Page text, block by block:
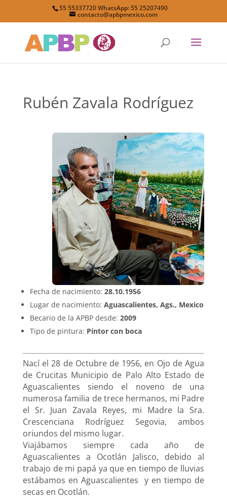
55 55337720 WhatsApp: 55 25207490
contacto@apbpmexico.com
Rubén Zavala Rodríguez
Fecha de nacimiento: 28.10.1956
Lugar de nacimiento: Aguascalientes, Ags., Mexico
Becario de la APBP desde: 2009
Tipo de pintura: Pintor con boca
Nací el 28 de Octubre de 1956, en Ojo de Agua
de Crucitas Municipio de Palo Alto Estado de
Aguascalientes siendo el noveno de una
numerosa familia de trece hermanos, mi Padre
el Sr. Juan Zavala Reyes, mi Madre la Sra.
Crescenciana Rodríguez Segovia, ambos
oriundos del mismo lugar.
Viajábamos siempre cada año de
Aguascalientes a Ocotlán Jalisco, debido al
trabajo de mi papá ya que en tiempo de lluvias
estábamos en Aguascalientes y en tiempo de
secas en Ocotlán.